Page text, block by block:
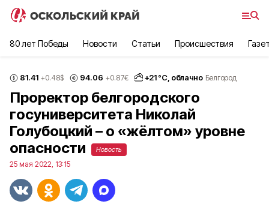
80 лет Победы Новости Статьи Происшествия
81.41 +0.48$ 94.06 +0.87€ +21°С, облачно Белгород
Проректор белгородского
госуниверситета Николай
Голубоцкий – о «жёлтом» уровне
опасности
Новость
25 мая 2022, 13:15